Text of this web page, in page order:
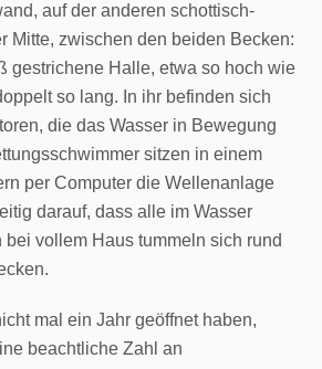
auf der anderen schottisch-
Mitte, zwischen den beiden Becken:
gestrichene Halle, etwa so hoch wie
so lang. In ihr befinden sich
die das Wasser in Bewegung
sitzen in einem
per Computer die Wellenanlage
darauf, dass alle im Wasser
vollem Haus tummeln sich rund
mal ein Jahr geöffnet haben,
beachtliche Zahl an